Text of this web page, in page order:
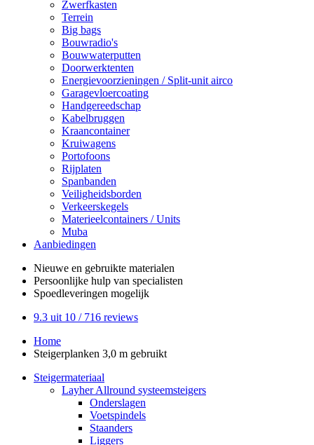
Zwerfkasten
Terrein
Big bags
Bouwradio's
Bouwwaterputten
Doorwerktenten
Energievoorzieningen / Split-unit airco
Garagevloercoating
Handgereedschap
Kabelbruggen
Kraancontainer
Kruiwagens
Portofoons
Rijplaten
Spanbanden
Veiligheidsborden
Verkeerskegels
Materieelcontainers / Units
Muba
Aanbiedingen
Nieuwe en gebruikte materialen
Persoonlijke hulp van specialisten
Spoedleveringen mogelijk
9.3 uit 10 / 716 reviews
Home
Steigerplanken 3,0 m gebruikt
Steigermateriaal
Layher Allround systeemsteigers
Onderslagen
Voetspindels
Staanders
Liggers